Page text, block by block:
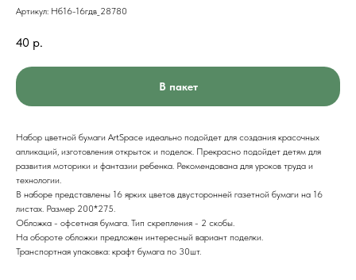
Артикул: Нб16-16гдв_28780
40 р.
В пакет
Набор цветной бумаги ArtSpace идеально подойдет для создания красочных
апликаций, изготовления открыток и поделок. Прекрасно подойдет детям для
развития моторики и фантазии ребенка. Рекомендована для уроков труда и
технологии.
В наборе представлены 16 ярких цветов двусторонней газетной бумаги на 16
листах. Размер 200*275.
Обложка - офсетная бумага. Тип скрепления - 2 скобы.
На обороте обложки предложен интересный вариант поделки.
Транспортная упаковка: крафт бумага по 30шт.